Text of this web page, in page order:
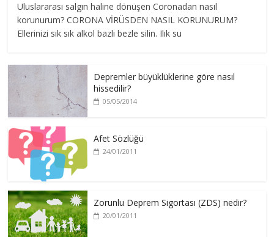
Uluslararası salgın haline dönüşen Coronadan nasıl
korunurum? CORONA VİRÜSDEN NASIL KORUNURUM?
Ellerinizi sık sık alkol bazlı bezle silin. Ilık su
Depremler büyüklüklerine göre nasıl
hissedilir?
05/05/2014
Afet Sözlüğü
24/01/2011
Zorunlu Deprem Sigortası (ZDS) nedir?
20/01/2011